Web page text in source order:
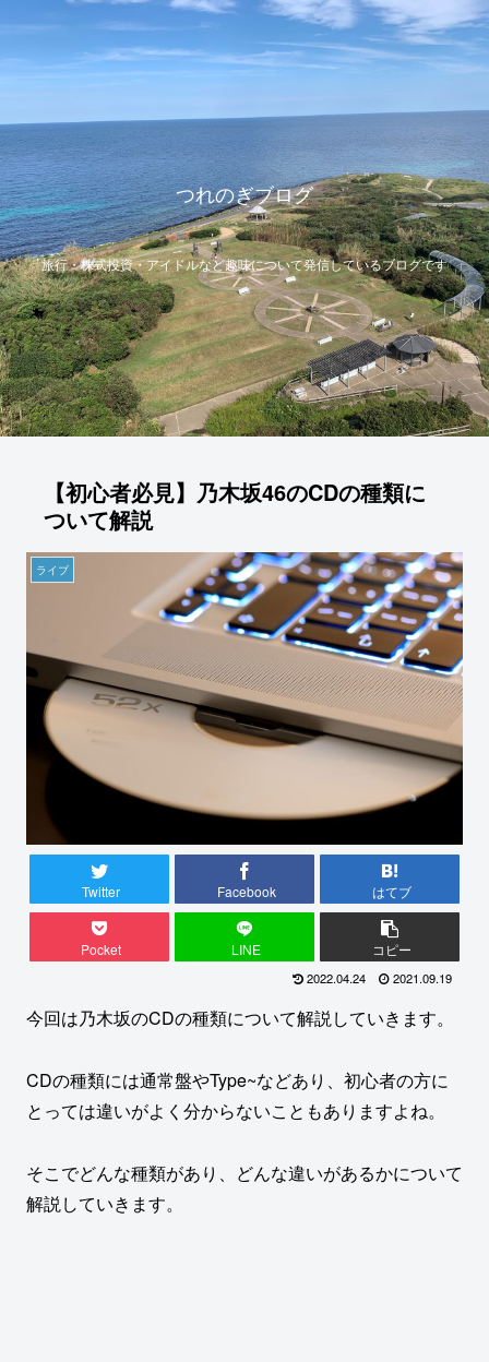
つれのぎブログ
旅行・株式投資・アイドルなど趣味について発信しているブログです
【初心者必見】乃木坂46のCDの種類に
ついて解説
ライブ
Twitter Facebook はてブ
Pocket LINE コピー
2022.04.24 2021.09.19
今回は乃木坂のCDの種類について解説していきます。
CDの種類には通常盤やType~などあり、初心者の方に
とっては違いがよく分からないこともありますよね。
そこでどんな種類があり、どんな違いがあるかについて
解説していきます。